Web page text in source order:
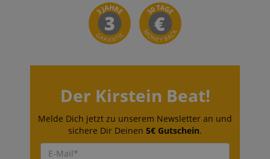
Der Kirstein Beat!
Melde Dich jetzt zu unserem Newsletter an und
sichere Dir Deinen 5€ Gutschein.